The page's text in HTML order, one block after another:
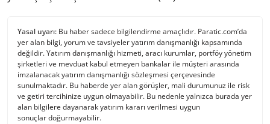
Yasal uyarı: Bu haber sadece bilgilendirme amaçlıdır. Paratic.com’da
yer alan bilgi, yorum ve tavsiyeler yatırım danışmanlığı kapsamında
değildir. Yatırım danışmanlığı hizmeti, aracı kurumlar, portföy yönetim
şirketleri ve mevduat kabul etmeyen bankalar ile müşteri arasında
imzalanacak yatırım danışmanlığı sözleşmesi çerçevesinde
sunulmaktadır. Bu haberde yer alan görüşler, mali durumunuz ile risk
ve getiri tercihinize uygun olmayabilir. Bu nedenle yalnızca burada yer
alan bilgilere dayanarak yatırım kararı verilmesi uygun
sonuçlar doğurmayabilir.